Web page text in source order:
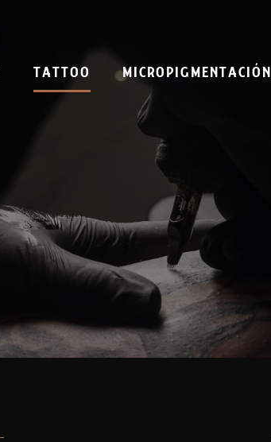
TATTOO MICROPIGMENTACIÓN